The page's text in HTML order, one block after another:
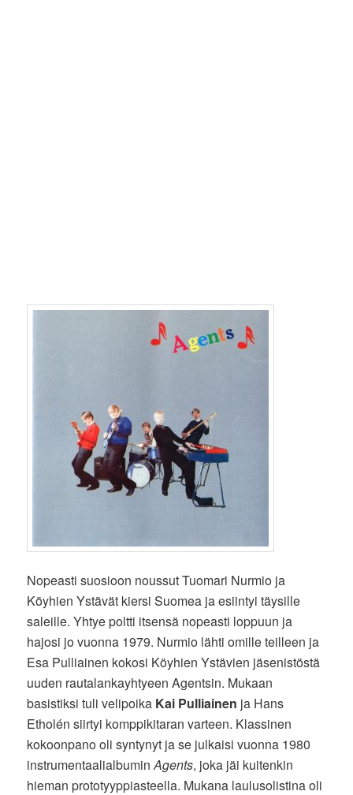
Nopeasti suosioon noussut Tuomari Nurmio ja
Köyhien Ystävät kiersi Suomea ja esiintyi täysille
saleille. Yhtye poltti itsensä nopeasti loppuun ja
hajosi jo vuonna 1979. Nurmio lähti omille teilleen ja
Esa Pulliainen kokosi Köyhien Ystävien jäsenistöstä
uuden rautalankayhtyeen Agentsin. Mukaan
basistiksi tuli velipoika Kai Pulliainen ja Hans
Etholén siirtyi komppikitaran varteen. Klassinen
kokoonpano oli syntynyt ja se julkaisi vuonna 1980
instrumentaalialbuminAgents, joka jäi kuitenkin
hieman prototyyppiasteella. Mukana laulusolistina oli